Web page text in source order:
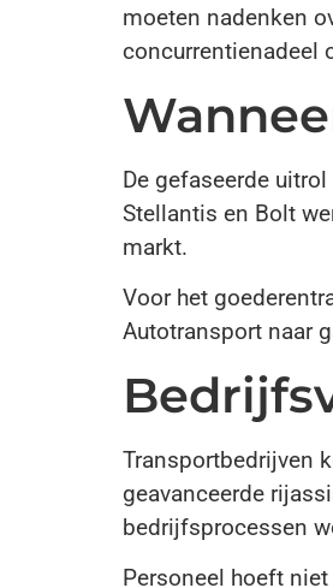
moeten nadenken
concurrentienadeel
De gefaseerde
Stellantis en Bolt
markt.
Voor het
Autotransport naar
Transportbedrijven
geavanceerde
bedrijfsprocessen
Personeel hoeft